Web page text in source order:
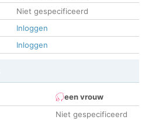
Niet gespecificeerd
Inloggen
Inloggen
een vrouw
Niet gespecificeerd